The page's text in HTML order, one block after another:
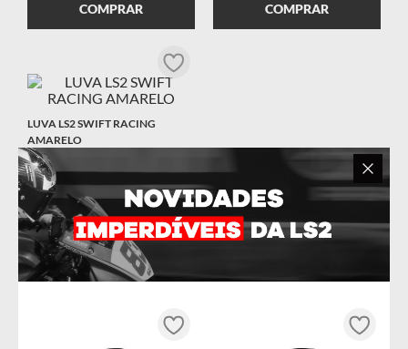
COMPRAR COMPRAR
LUVA LS2 SWIFT RACING
AMARELO
R$ 699
OU 10 x DER$69,99
Tamanho
L M S
COMPRAR